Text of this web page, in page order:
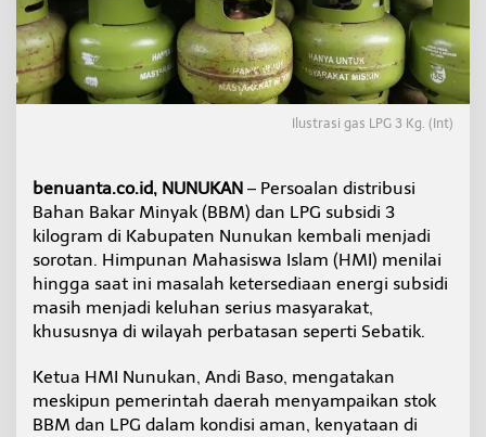
B
B
M
d
a
G
d
S
e
b
a
i
,
P
e
Ilustrasi gas LPG 3 Kg. (Int)
benuanta.co.id, NUNUKAN – Persoalan distribusi
Bahan Bakar Minyak (BBM) dan LPG subsidi 3
kilogram di Kabupaten Nunukan kembali menjadi
sorotan. Himpunan Mahasiswa Islam (HMI) menilai
hingga saat ini masalah ketersediaan energi subsidi
masih menjadi keluhan serius masyarakat,
khususnya di wilayah perbatasan seperti Sebatik.
Ketua HMI Nunukan, Andi Baso, mengatakan
meskipun pemerintah daerah menyampaikan stok
BBM dan LPG dalam kondisi aman, kenyataan di